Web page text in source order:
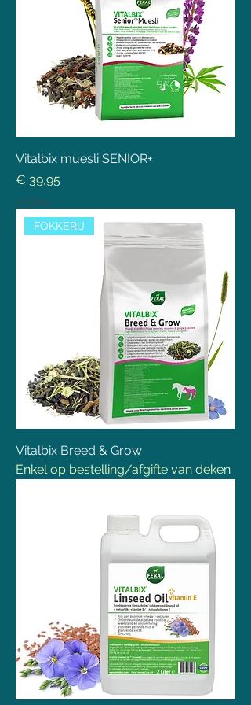
Vitalbix muesli SENIOR+
Prijs
€ 39,95
incl.Btw
FOKKERIJ
Vitalbix Breed & Grow
Enkel op bestelling/afgifte van deken